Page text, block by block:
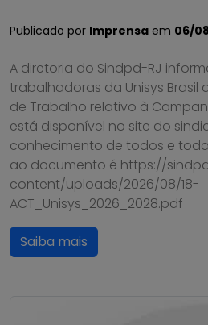
Publicado por Imprensa em 06/
A diretoria do Sindpd-RJ
trabalhadoras da Unisys Brasil
de Trabalho relativo à
está disponível no site do
conhecimento de todos e
ao documento é https://
content/uploads/2026/08/18-
ACT_Unisys_2026_2028.pdf
Saiba mais